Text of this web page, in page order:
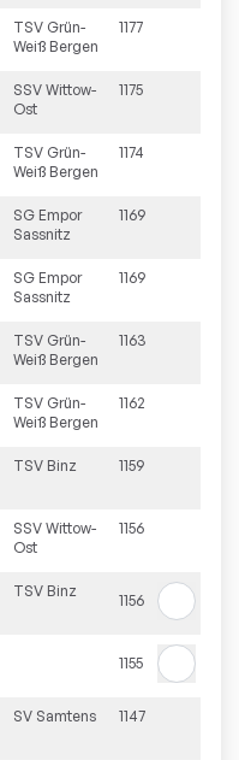
TSV Grün-
Weiß Bergen
1177
SSV Wittow-
Ost
1175
TSV Grün-
Weiß Bergen
1174
SG Empor
Sassnitz
1169
SG Empor
Sassnitz
1169
TSV Grün-
Weiß Bergen
1163
TSV Grün-
Weiß Bergen
1162
TSV Binz 1159
SSV Wittow-
Ost
1156
TSV Binz
1156
1155
SV Samtens 1147